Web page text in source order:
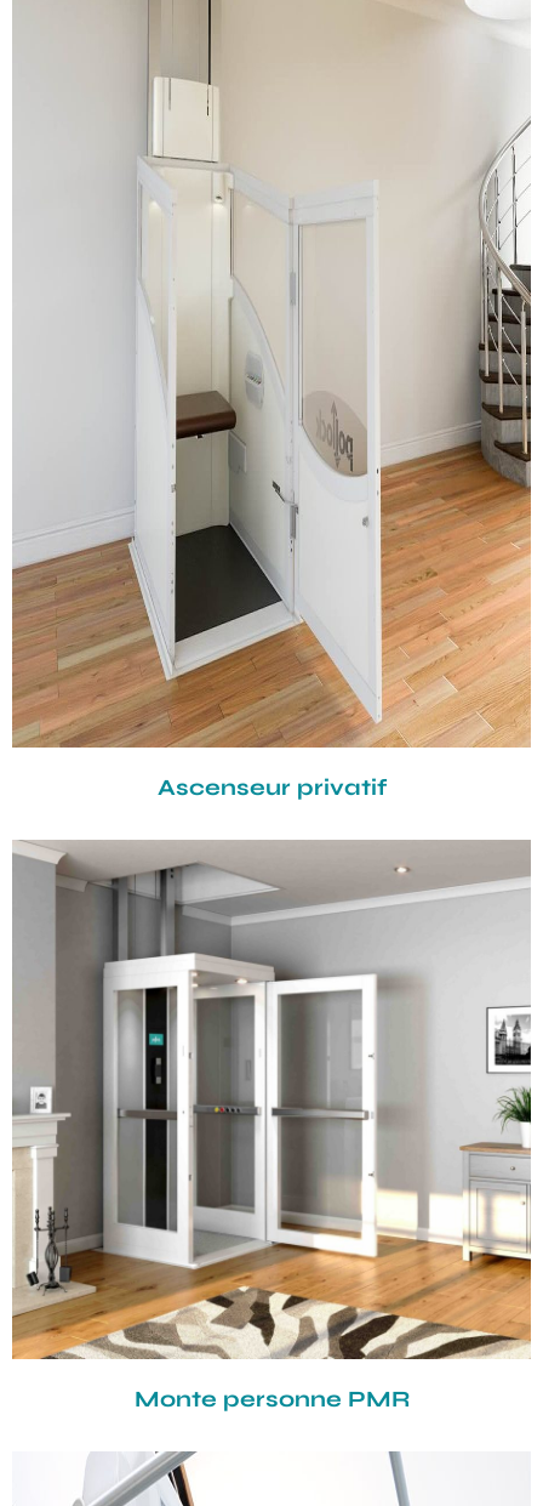
Ascenseur privatif
Monte personne PMR